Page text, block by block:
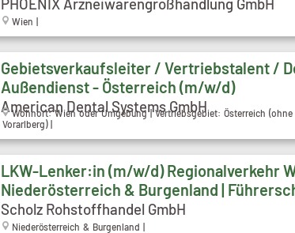
Wien |
Gebietsverkaufsleiter / Vertriebstalent /
Außendienst - Österreich (m/w/d)
American Dental Systems GmbH
Wohnort: Wien oder Umgebung | Vertriebsgebiet: Österreich
Vorarlberg) |
LKW-Lenker:in (m/w/d) Regionalverkehr
Niederösterreich & Burgenland |
Scholz Rohstoffhandel GmbH
Niederösterreich & Burgenland |